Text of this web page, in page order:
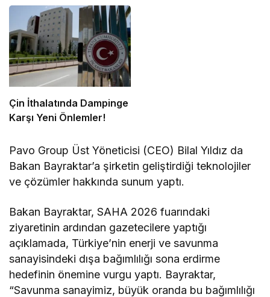
Çin İthalatında Dampinge
Karşı Yeni Önlemler!
Pavo Group Üst Yöneticisi (CEO) Bilal Yıldız da
Bakan Bayraktar’a şirketin geliştirdiği teknolojiler
ve çözümler hakkında sunum yaptı.
Bakan Bayraktar, SAHA 2026 fuarındaki
ziyaretinin ardından gazetecilere yaptığı
açıklamada, Türkiye’nin enerji ve savunma
sanayisindeki dışa bağımlılığı sona erdirme
hedefinin önemine vurgu yaptı. Bayraktar,
“Savunma sanayimiz, büyük oranda bu bağımlılığı